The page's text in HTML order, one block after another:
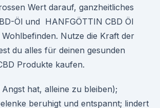
Wert darauf, ganzheitliches
Öl und HANFGÖTTIN CBD Öl
Nutze die Kraft der
du alles für deinen gesunden
Produkte kaufen.
hat, alleine zu bleiben);
beruhigt und entspannt; lindert